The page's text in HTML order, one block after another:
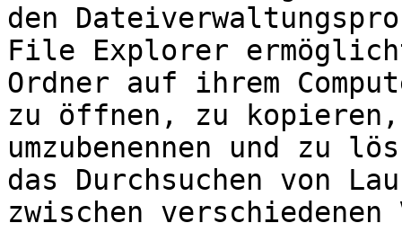
den
File Explorer
Ordner auf ihrem
zu öffnen, zu
umzubenennen und zu
das Durchsuchen von
zwischen